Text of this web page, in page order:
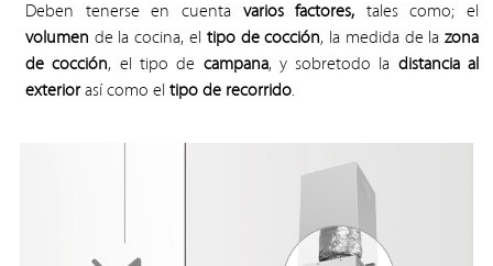
Deben tenerse en cuenta varios factores, tales como;
el
volumen de la cocina, el tipo de cocción, la medida de lazona
de cocción, el tipo de campana, y sobretodo la distancia al
exteriorasí como el tipo de recorrido.